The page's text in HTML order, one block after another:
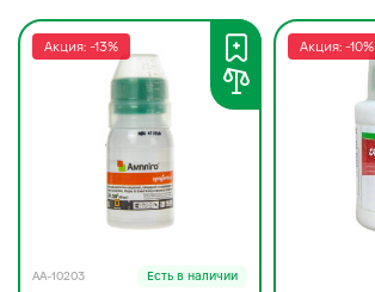
Акция: -13%
AA-10203 Есть в наличии
Акция: -10%